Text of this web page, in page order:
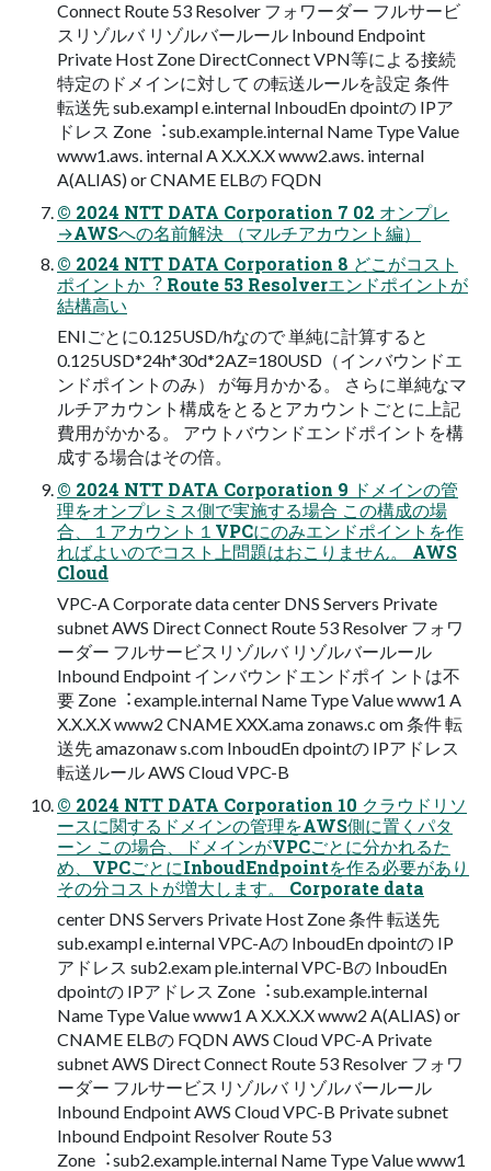
Connect Route 53 Resolver フォワーダー フルサービ
スリゾルバ リゾルバールール Inbound Endpoint
Private Host Zone DirectConnect VPN等による接続
特定のドメインに対して の転送ルールを設定 条件
転送先 sub.exampl e.internal InboudEn dpointの IPア
ドレス Zone︓sub.example.internal Name Type Value
www1.aws. internal A X.X.X.X www2.aws. internal
A(ALIAS) or CNAME ELBの FQDN
© 2024 NTT DATA Corporation 7 02 オンプレ
→AWSへの名前解決 （マルチアカウント編）
© 2024 NTT DATA Corporation 8 どこがコスト
ポイントか︖ Route 53 Resolverエンドポイントが
結構⾼い
ENIごとに0.125USD/hなので 単純に計算すると
0.125USD*24h*30d*2AZ=180USD（インバウンドエ
ンドポイントのみ） が毎⽉かかる。 さらに単純なマ
ルチアカウント構成をとるとアカウントごとに上記
費⽤がかかる。 アウトバウンドエンドポイントを構
成する場合はその倍。
© 2024 NTT DATA Corporation 9 ドメインの管
理をオンプレミス側で実施する場合 この構成の場
合、１アカウント１VPCにのみエンドポイントを作
ればよいのでコスト上問題はおこりません。 AWS
Cloud
VPC-A Corporate data center DNS Servers Private
subnet AWS Direct Connect Route 53 Resolver フォワ
ーダー フルサービスリゾルバ リゾルバールール
Inbound Endpoint インバウンドエンドポイ ントは不
要 Zone︓example.internal Name Type Value www1 A
X.X.X.X www2 CNAME XXX.ama zonaws.c om 条件 転
送先 amazonaw s.com InboudEn dpointの IPアドレス
転送ルール AWS Cloud VPC-B
© 2024 NTT DATA Corporation 10 クラウドリソ
ースに関するドメインの管理をAWS側に置くパタ
ーン この場合、ドメインがVPCごとに分かれるた
め、VPCごとにInboudEndpointを作る必要があり
その分コストが増⼤します。 Corporate data
center DNS Servers Private Host Zone 条件 転送先
sub.exampl e.internal VPC-Aの InboudEn dpointの IP
アドレス sub2.exam ple.internal VPC-Bの InboudEn
dpointの IPアドレス Zone︓sub.example.internal
Name Type Value www1 A X.X.X.X www2 A(ALIAS) or
CNAME ELBの FQDN AWS Cloud VPC-A Private
subnet AWS Direct Connect Route 53 Resolver フォワ
ーダー フルサービスリゾルバ リゾルバールール
Inbound Endpoint AWS Cloud VPC-B Private subnet
Inbound Endpoint Resolver Route 53
Zone︓sub2.example.internal Name Type Value www1